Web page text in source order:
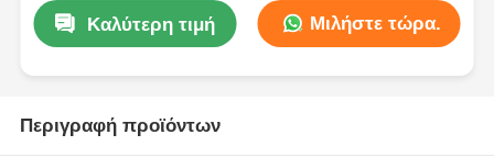
Καλύτερη τιμή Μιλήστε τώρα.
Περιγραφή προϊόντων